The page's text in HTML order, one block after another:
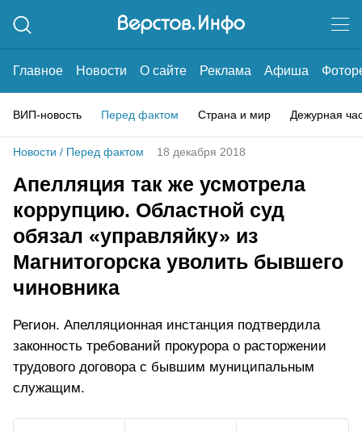
Главное Новости О сайте Реклама Афиша
ВИП-новость Перед фактом Страна и мир Дежурная
Новости / Перед фактом 18 декабря 2018
Апелляция так же усмотрела
коррупцию. Областной суд
обязал «управляйку» из
Магнитогорска уволить бывшего
чиновника
Регион. Апелляционная инстанция подтвердила
законность требований прокурора о расторжении
трудового договора с бывшим муниципальным
служащим.